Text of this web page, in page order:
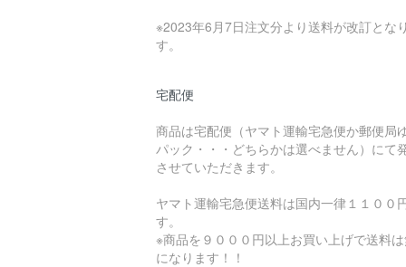
※2023年6月7日注文分より送料が改訂とな
す。
宅配便
商品は宅配便（ヤマト運輸宅急便か郵便局
パック・・・どちらかは選べません）にて
させていただきます。
ヤマト運輸宅急便送料は国内一律１１００
す。
※商品を９０００円以上お買い上げで送料
になります！！